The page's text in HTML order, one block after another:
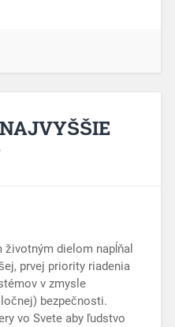
dielom napĺňal
prvej priority riadenia
v zmysle
bezpečnosti.
vo Svete aby ľudstvo